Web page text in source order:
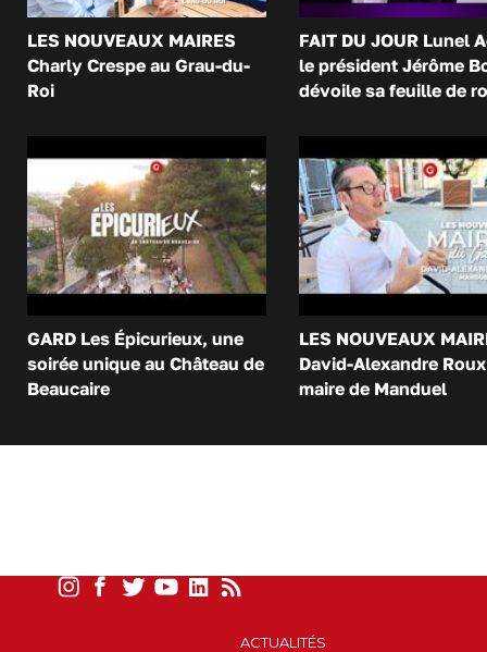
LES NOUVEAUX MAIRES
Charly Crespe au Grau-du-
Roi
FAIT DU JOUR Lunel
le président Jérôme
dévoile sa feuille de
GARD Les Épicurieux, une
soirée unique au Château de
Beaucaire
LES NOUVEAUX
David-Alexandre
maire de Manduel
ACTUALITÉS